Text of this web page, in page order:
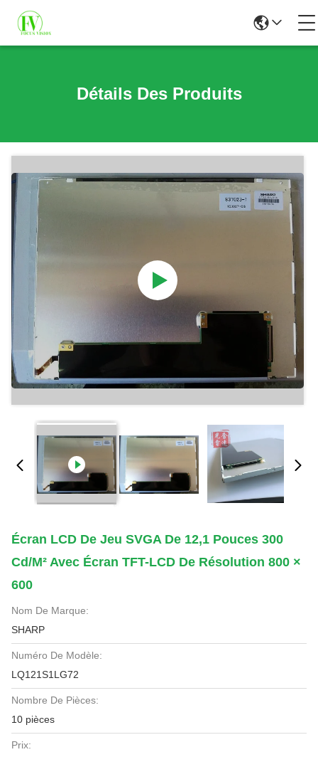
Détails Des Produits
Écran LCD De Jeu SVGA De 12,1 Pouces 300
Cd/m² Avec Écran TFT-LCD De Résolution 800 ×
600
Nom De Marque:
SHARP
Numéro De Modèle:
LQ121S1LG72
Nombre De Pièces:
10 pièces
Prix: